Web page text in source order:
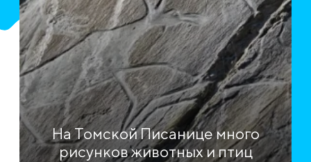
На Томской Писанице много
рисунков животных и птиц